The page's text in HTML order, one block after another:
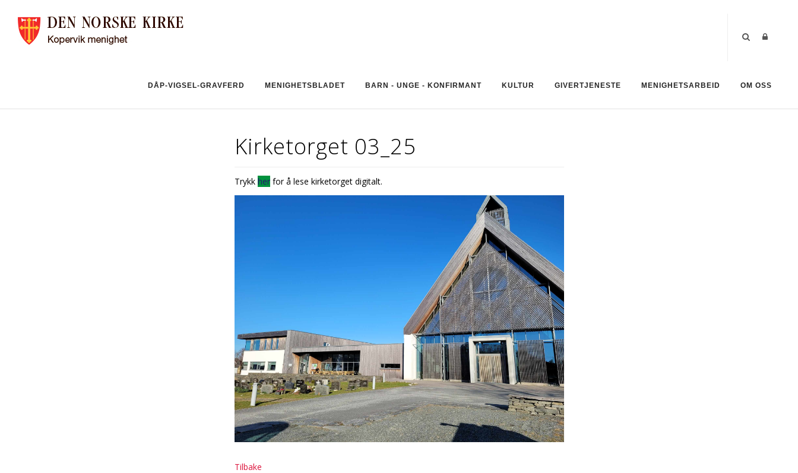
DÅP-VIGSEL-GRAVFERD MENIGHETSBLADET BARN - UNGE - KONFIRMANT KULTUR GIVERTJENESTE MENIGHETSARBEID OM OSS
Kirketorget 03_25
Trykk herfor å lese kirketorget digitalt.
Tilbake